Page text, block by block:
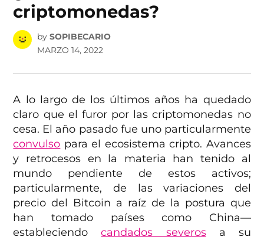
criptomonedas?
by SOPIBECARIO
MARZO 14, 2022
A lo largo de los últimos años ha quedado
claro que el furor por las criptomonedas no
cesa. El año pasado fue uno particularmente
convulso para el ecosistema cripto. Avances
y retrocesos en la materia han tenido al
mundo pendiente de estos activos;
particularmente, de las variaciones del
precio del Bitcoin a raíz de la postura que
han tomado países como China—
estableciendocandados severosa su